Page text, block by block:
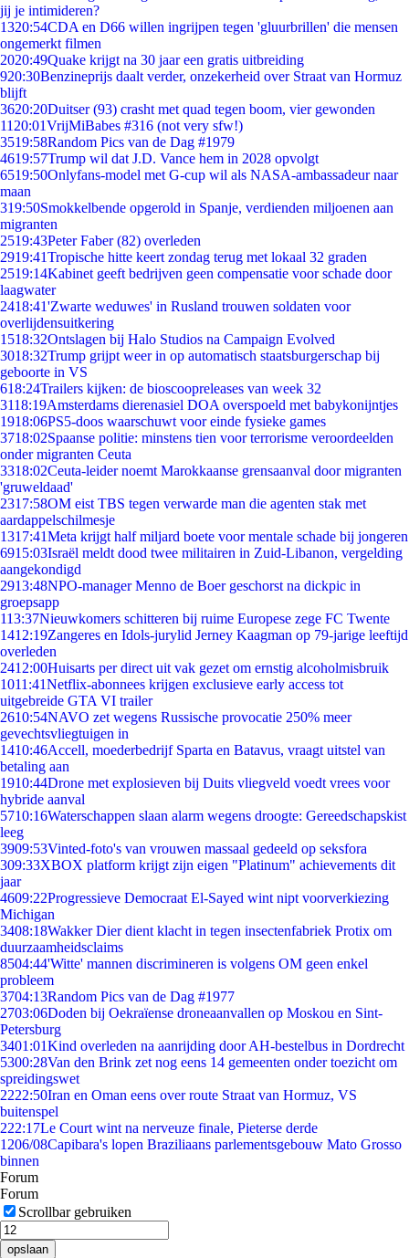
jij je intimideren?
1320:54CDA en D66 willen ingrijpen tegen 'gluurbrillen' die mensen
ongemerkt filmen
2020:49Quake krijgt na 30 jaar een gratis uitbreiding
920:30Benzineprijs daalt verder, onzekerheid over Straat van Hormuz
blijft
3620:20Duitser (93) crasht met quad tegen boom, vier gewonden
11 20:01VrijMiBabes #316 (not very sfw!)
3519:58Random Pics van de Dag #1979
4619:57Trump wil dat J.D. Vance hem in 2028 opvolgt
6519:50Onlyfans-model met G-cup wil als NASA-ambassadeur naar
maan
319:50Smokkelbende opgerold in Spanje, verdienden miljoenen aan
migranten
2519:43Peter Faber (82) overleden
2919:41Tropische hitte keert zondag terug met lokaal 32 graden
2519:14Kabinet geeft bedrijven geen compensatie voor schade door
laagwater
2418:41'Zwarte weduwes' in Rusland trouwen soldaten voor
overlijdensuitkering
1518:32Ontslagen bij Halo Studios na Campaign Evolved
3018:32Trump grijpt weer in op automatisch staatsburgerschap bij
geboorte in VS
618:24Trailers kijken: de bioscoopreleases van week 32
3118:19Amsterdams dierenasiel DOA overspoeld met babykonijntjes
1918:06PS5-doos waarschuwt voor einde fysieke games
3718:02Spaanse politie: minstens tien voor terrorisme veroordeelden
onder migranten Ceuta
3318:02Ceuta-leider noemt Marokkaanse grensaanval door migranten
'gruweldaad'
2317:58OM eist TBS tegen verwarde man die agenten stak met
aardappelschilmesje
1317:41Meta krijgt half miljard boete voor mentale schade bij jongeren
6915:03Israël meldt dood twee militairen in Zuid-Libanon, vergelding
aangekondigd
2913:48NPO-manager Menno de Boer geschorst na dickpic in
groepsapp
113:37Nieuwkomers schitteren bij ruime Europese zege FC Twente
1412:19Zangeres en Idols-jurylid Jerney Kaagman op 79-jarige leeftijd
overleden
2412:00Huisarts per direct uit vak gezet om ernstig alcoholmisbruik
1011:41Netflix-abonnees krijgen exclusieve early access tot
uitgebreide GTA VI trailer
2610:54NAVO zet wegens Russische provocatie 250% meer
gevechtsvliegtuigen in
1410:46Accell, moederbedrijf Sparta en Batavus, vraagt uitstel van
betaling aan
1910:44Drone met explosieven bij Duits vliegveld voedt vrees voor
hybride aanval
5710:16Waterschappen slaan alarm wegens droogte: Gereedschapskist
leeg
3909:53Vinted-foto's van vrouwen massaal gedeeld op seksfora
309:33XBOX platform krijgt zijn eigen "Platinum" achievements dit
jaar
4609:22Progressieve Democraat El-Sayed wint nipt voorverkiezing
Michigan
3408:18Wakker Dier dient klacht in tegen insectenfabriek Protix om
duurzaamheidsclaims
8504:44'Witte' mannen discrimineren is volgens OM geen enkel
probleem
3704:13Random Pics van de Dag #1977
2703:06Doden bij Oekraïense droneaanvallen op Moskou en Sint-
Petersburg
3401:01Kind overleden na aanrijding door AH-bestelbus in Dordrecht
5300:28Van den Brink zet nog eens 14 gemeenten onder toezicht om
spreidingswet
2222:50Iran en Oman eens over route Straat van Hormuz, VS
buitenspel
222:17Le Court wint na nerveuze finale, Pieterse derde
1206/08Capibara's lopen Braziliaans parlementsgebouw Mato Grosso
binnen
Forum
Forum
Scrollbar gebruiken
opslaan